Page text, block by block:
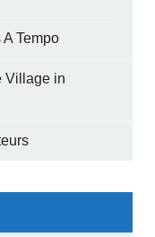
Tempo
Village in